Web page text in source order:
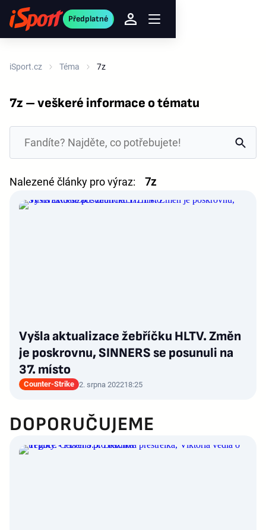
Předplatné
iSport.cz Téma 7z
7z – veškeré informace o tématu
Nalezené články pro výraz: 7z
Vyšla aktualizace žebříčku HLTV. Změn
je poskrovnu, SINNERS se posunuli na
37. místo
Counter-Strike 2. srpna 202218:25
DOPORUČUJEME